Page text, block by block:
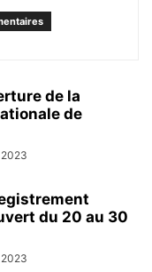
de la
de
du 20 au 30